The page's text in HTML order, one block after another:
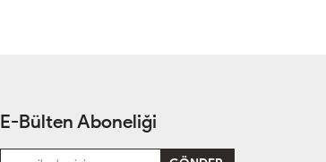
E-Bülten Aboneliği